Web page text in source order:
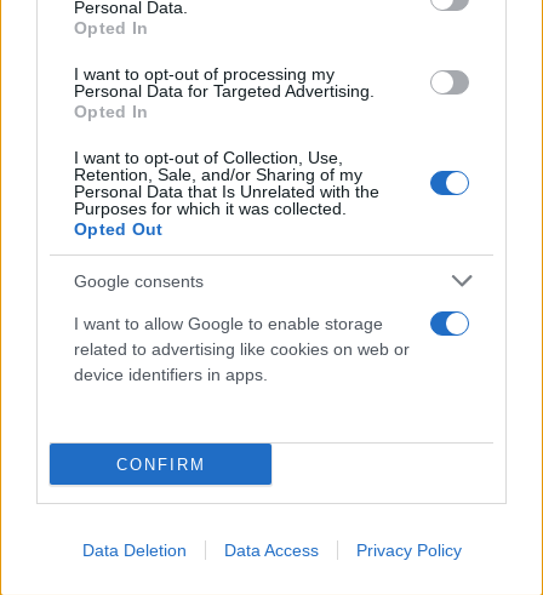
Personal Data.
Opted In
I want to opt-out of processing my
Personal Data for Targeted Advertising.
Opted In
I want to opt-out of Collection, Use,
Retention, Sale, and/or Sharing of my
Personal Data that Is Unrelated with the
Purposes for which it was collected.
Opted Out
Google consents
I want to allow Google to enable storage
related to advertising like cookies on web or
device identifiers in apps.
CONFIRM
Data Deletion Data Access Privacy Policy
Από το σκάκι στο Νόμπελ: Ποιος είναι ο
Ντέμης Χασάμπης που αναλαμβάνει
επικεφαλής στην ΑΙ της Google
06.08.2026